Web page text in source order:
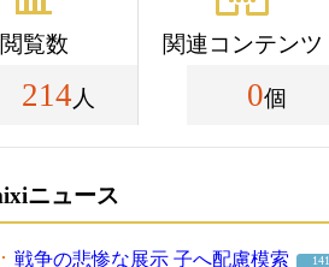
閲覧数
214 人
関連コンテンツ
0個
ニュース
戦争の悲惨な展示 子へ配慮模索 141